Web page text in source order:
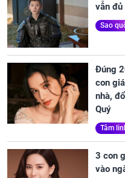
vẫn
Sao
Đúng
con
nhà,
Quý
Tâm
3 con
vào